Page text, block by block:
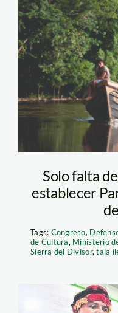
Sierra
Solo falta
establecer
Tags: Congreso,
de Cultura, Ministerio
Sierra del Divisor,tala